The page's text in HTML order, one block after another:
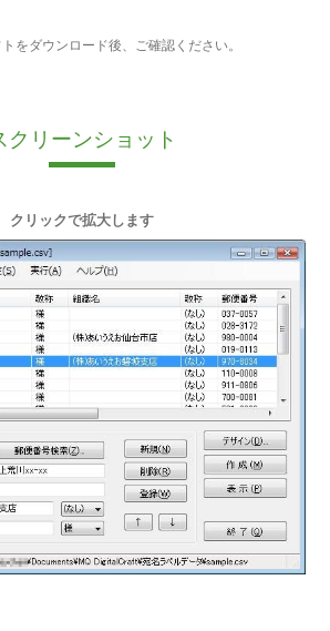
をダウンロード後、ご確認ください。
クリーンショット
クリックで拡大します